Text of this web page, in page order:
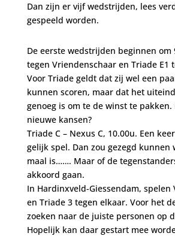
Dan zijn er vijf wedstrijden, lees
gespeeld worden.
De eerste wedstrijden beginnen om
tegen Vriendenschaar en Triade E1
Voor Triade geldt dat zij wel een
kunnen scoren, maar dat het
genoeg is om te de winst te
nieuwe kansen?
Triade C – Nexus C, 10.00u. Een
gelijk spel. Dan zou gezegd kunnen
maal is……. Maar of de
akkoord gaan.
In Hardinxveld-Giessendam, spelen
en Triade 3 tegen elkaar. Voor het
zoeken naar de juiste personen op
Hopelijk kan daar gestart mee